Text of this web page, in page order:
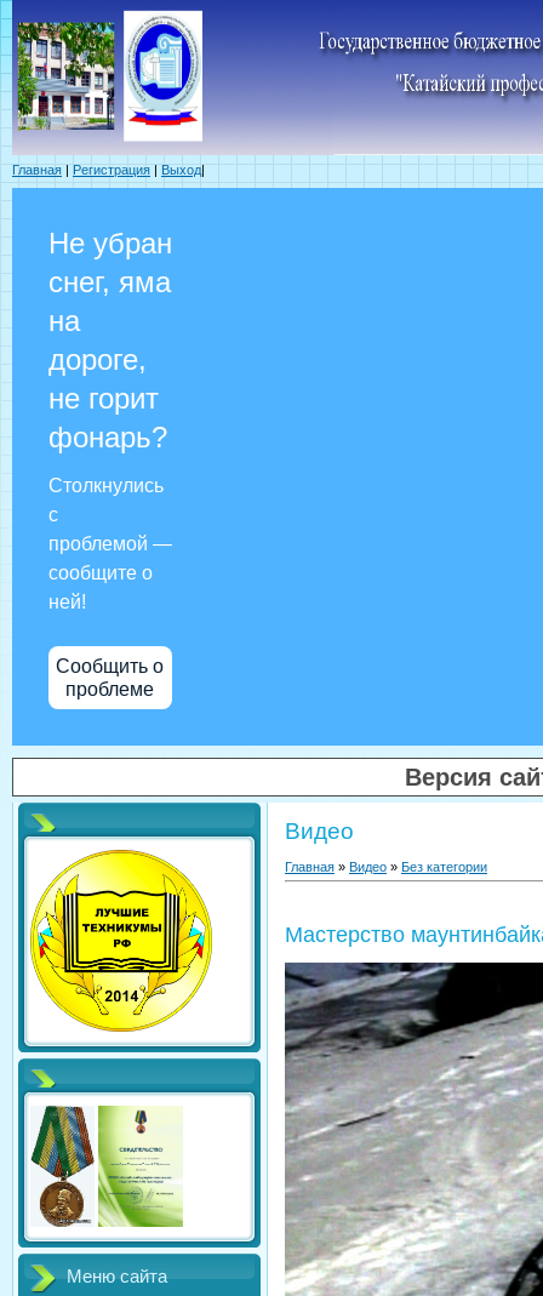
Главная | Регистрация | Выход|
Не убран
снег, яма
на
дороге,
не горит
фонарь?
Столкнулись
с
проблемой —
сообщите о
ней!
Сообщить о
проблеме
Версия
Меню сайта
Видео
Главная » Видео » Без категории
Мастерство